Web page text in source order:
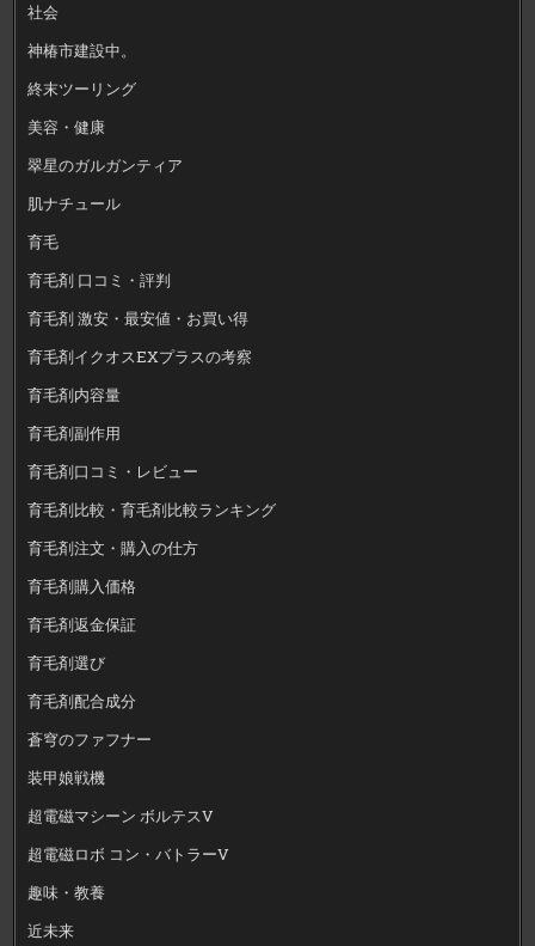
社会
神椿市建設中。
終末ツーリング
美容・健康
翠星のガルガンティア
肌ナチュール
育毛
育毛剤 口コミ・評判
育毛剤 激安・最安値・お買い得
育毛剤イクオスEXプラスの考察
育毛剤内容量
育毛剤副作用
育毛剤口コミ・レビュー
育毛剤比較・育毛剤比較ランキング
育毛剤注文・購入の仕方
育毛剤購入価格
育毛剤返金保証
育毛剤選び
育毛剤配合成分
蒼穹のファフナー
装甲娘戦機
超電磁マシーン ボルテスV
超電磁ロボ コン・バトラーV
趣味・教養
近未来